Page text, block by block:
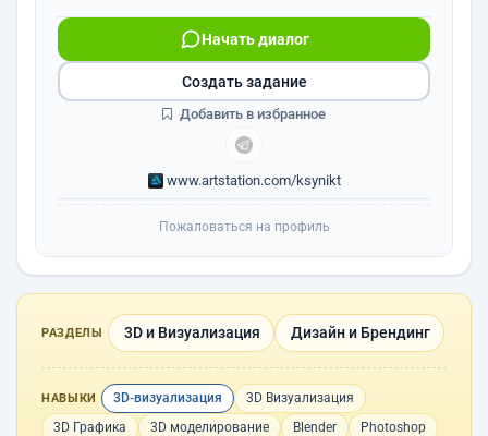
Начать диалог
www.artstation.com/ksynikt
Создать задание
Добавить в избранное
Пожаловаться на профиль
РАЗДЕЛЫ 3D и Визуализация Дизайн и Брендинг
НАВЫКИ 3D-визуализация
3D Визуализация
3D Графика
3D моделирование Blender
Photoshop